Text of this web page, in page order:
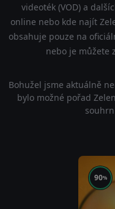
videoték (VOD) a
online nebo kde najít
obsahuje pouze na
nebo je můžete
Bohužel jsme aktuálně
bylo možné pořad
90%